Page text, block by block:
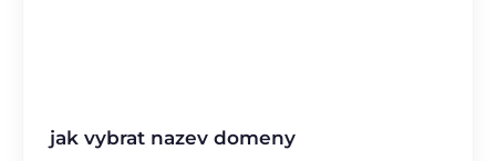
jak vybrat nazev domeny